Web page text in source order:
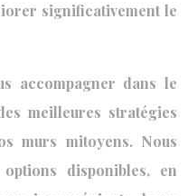
significativement le
accompagner dans le
meilleures stratégies
murs mitoyens. Nous
disponibles, en